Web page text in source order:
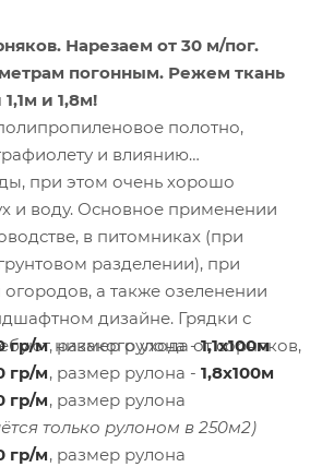
Нарезаем от 30 м/пог.
погонным. Режем ткань
и 1,8м!
полотно,
и влиянию
при этом очень хорошо
и воду. Основное применении
в питомниках (при
разделении), при
а также озеленении
дизайне. Грядки с
никакого ухода от сорняков,
гр/м, размер рулона -1,1х100м
гр/м, размер рулона - 1,8х100м
гр/м, размер рулона
только рулоном в 250м2)
гр/м, размер рулона